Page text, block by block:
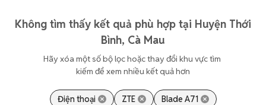
Không tìm thấy kết quả phù hợp tại Huyện Thới
Bình, Cà Mau
Hãy xóa một số bộ lọc hoặc thay đổi khu vực tìm
kiếm để xem nhiều kết quả hơn
Điện thoại ZTE Blade A71